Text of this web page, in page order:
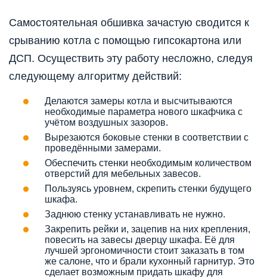
Самостоятельная обшивка зачастую сводится к
срыванию котла с помощью гипсокартона или
ДСП. Осуществить эту работу несложно, следуя
следующему алгоритму действий:
Делаются замеры котла и высчитываются
необходимые параметра нового шкафчика с
учётом воздушных зазоров.
Вырезаются боковые стенки в соответствии с
проведёнными замерами.
Обеспечить стенки необходимым количеством
отверстий для мебельных завесов.
Пользуясь уровнем, скрепить стенки будущего
шкафа.
Заднюю стенку устанавливать не нужно.
Закрепить рейки и, зацепив на них крепления,
повесить на завесы дверцу шкафа. Её для
лучшей эргономичности стоит заказать в том
же салоне, что и брали кухонный гарнитур. Это
сделает возможным придать шкафу для